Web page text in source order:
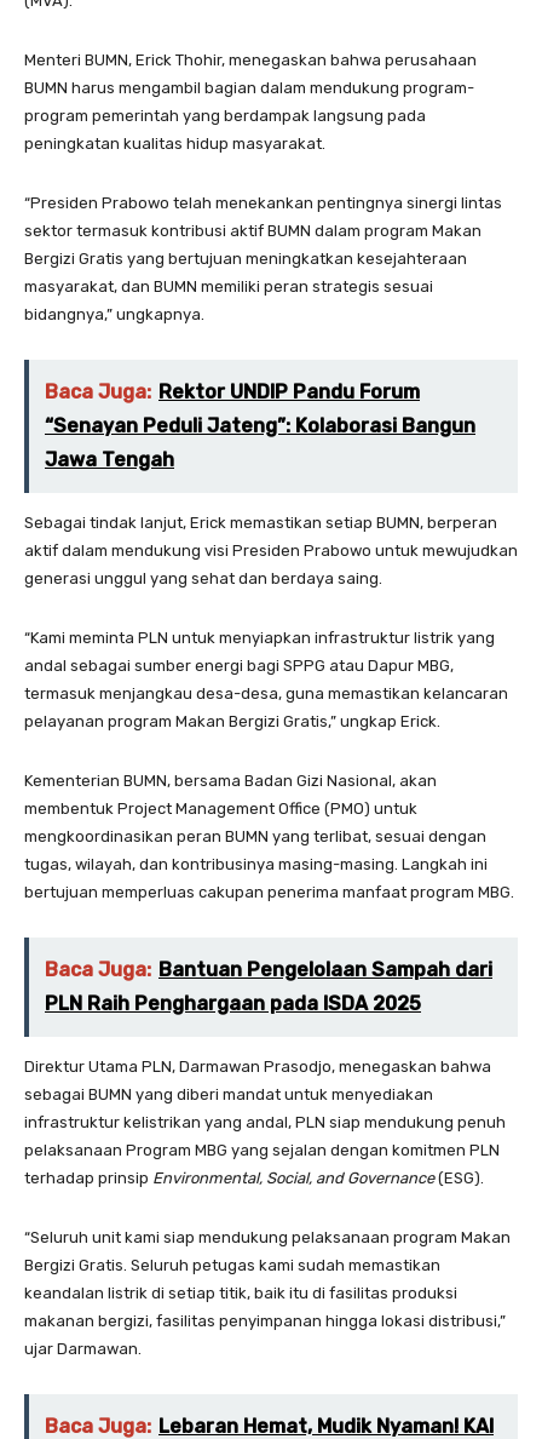
Menteri BUMN, Erick Thohir, menegaskan bahwa perusahaan
BUMN harus mengambil bagian dalam mendukung program-
program pemerintah yang berdampak langsung pada
peningkatan kualitas hidup masyarakat.
“Presiden Prabowo telah menekankan pentingnya sinergi lintas
sektor termasuk kontribusi aktif BUMN dalam program Makan
Bergizi Gratis yang bertujuan meningkatkan kesejahteraan
masyarakat, dan BUMN memiliki peran strategis sesuai
bidangnya,” ungkapnya.
Baca Juga: Rektor UNDIP Pandu Forum
“Senayan Peduli Jateng”: Kolaborasi Bangun
Jawa Tengah
Sebagai tindak lanjut, Erick memastikan setiap BUMN, berperan
aktif dalam mendukung visi Presiden Prabowo untuk mewujudkan
generasi unggul yang sehat dan berdaya saing.
“Kami meminta PLN untuk menyiapkan infrastruktur listrik yang
andal sebagai sumber energi bagi SPPG atau Dapur MBG,
termasuk menjangkau desa-desa, guna memastikan kelancaran
pelayanan program Makan Bergizi Gratis,” ungkap Erick.
Kementerian BUMN, bersama Badan Gizi Nasional, akan
membentuk Project Management Office (PMO) untuk
mengkoordinasikan peran BUMN yang terlibat, sesuai dengan
tugas, wilayah, dan kontribusinya masing-masing. Langkah ini
bertujuan memperluas cakupan penerima manfaat program MBG.
Baca Juga: Bantuan Pengelolaan Sampah dari
PLN Raih Penghargaan pada ISDA 2025
Direktur Utama PLN, Darmawan Prasodjo, menegaskan bahwa
sebagai BUMN yang diberi mandat untuk menyediakan
infrastruktur kelistrikan yang andal, PLN siap mendukung penuh
pelaksanaan Program MBG yang sejalan dengan komitmen PLN
terhadap prinsip Environmental, Social, and Governance(ESG).
“Seluruh unit kami siap mendukung pelaksanaan program Makan
Bergizi Gratis. Seluruh petugas kami sudah memastikan
keandalan listrik di setiap titik, baik itu di fasilitas produksi
makanan bergizi, fasilitas penyimpanan hingga lokasi distribusi,”
ujar Darmawan.
Baca Juga: Lebaran Hemat, Mudik Nyaman! KAI